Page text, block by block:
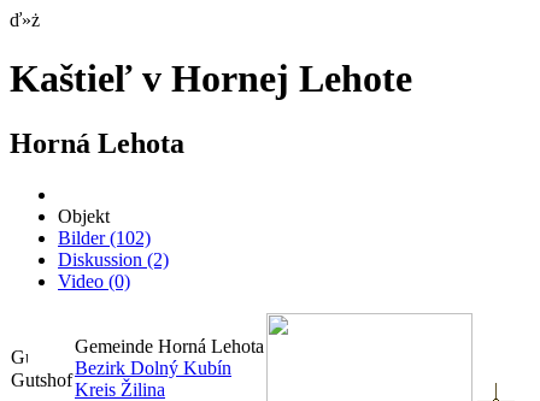
ď»ż
Kaštieľ v Hornej Lehote
Horná Lehota
Objekt
Bilder(102)
Diskussion (2)
Video (0)
Gutshof
Gemeinde Horná Lehota
Bezirk Dolný Kubín
Kreis Žilina